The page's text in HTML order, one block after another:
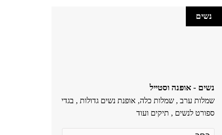
נשים
נשים - אופנה וסטייל
שמלות ערב , שמלות כלה, אופנת נשים גדולות , בגדי
ספורט לנשים , תיקים ועוד